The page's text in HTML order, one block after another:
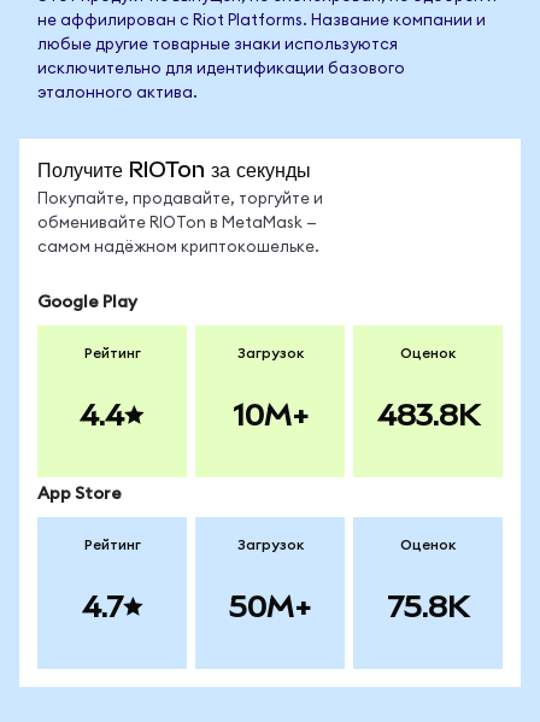
не аффилирован с Riot Platforms. Название компании и
любые другие товарные знаки используются
исключительно для идентификации базового
эталонного актива.
Получите RIOTon за секунды
Покупайте, продавайте, торгуйте и
обменивайте RIOTon в MetaMask —
самом надёжном криптокошельке.
Google Play
Рейтинг
4.4
Загрузок
10M+
Оценок
483.8K
App Store
Рейтинг
4.7
Загрузок
50M+
Оценок
75.8K